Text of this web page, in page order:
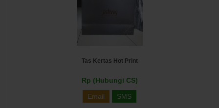
Tas Kertas Hot Print
Rp (Hubungi CS)
Email SMS